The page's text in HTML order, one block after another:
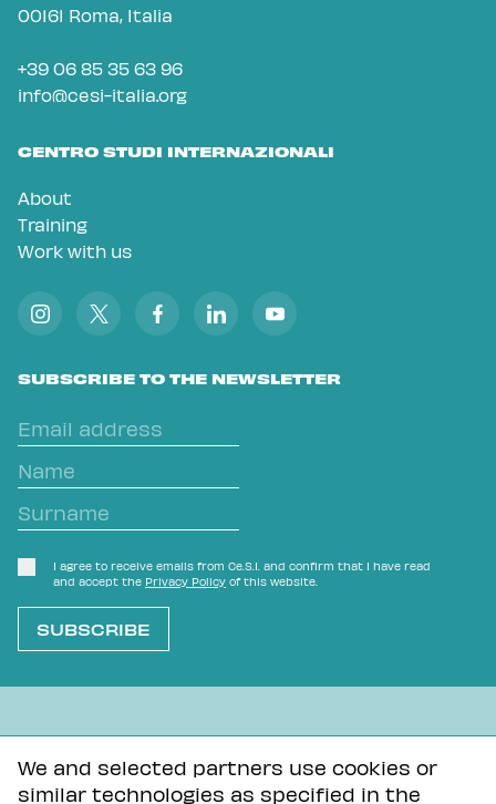
We and selected partners use cookies or
similar technologies as specified in the
00161 Roma, Italia
+39 06 85 35 63 96
info@cesi-italia.org
CENTRO STUDI INTERNAZIONALI
About
Training
Work with us
SUBSCRIBE TO THE NEWSLETTER
I agree to receive emails from Ce.S.I. and confirm that I have read
and accept the Privacy Policy of this website.
Privacy Policy